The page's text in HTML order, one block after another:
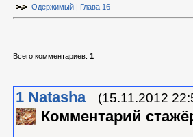
Одержимый | Глава 16
Всего комментариев: 1
1 Natasha (15.11.2012
Комментарий